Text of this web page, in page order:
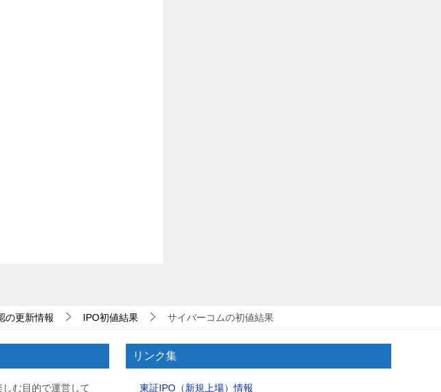
の更新情報 IPO初値結果 サイバーコムの初値結果
む目的で運営して
リンク集
東証IPO（新規上場）情報